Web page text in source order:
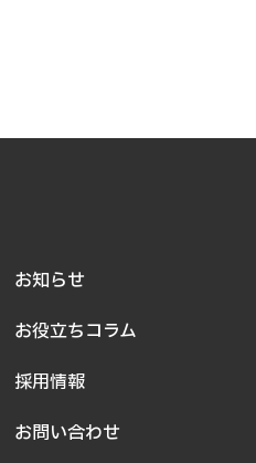
お知らせ
お役立ちコラム
採用情報
お問い合わせ